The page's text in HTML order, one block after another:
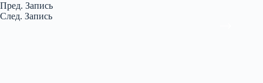
Пред. Запись
След. Запись